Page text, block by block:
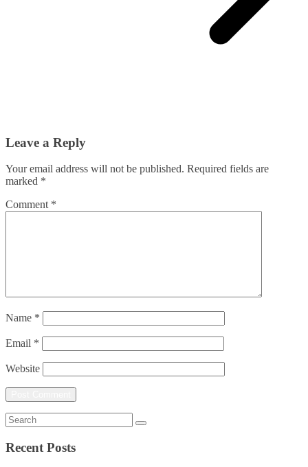
Leave a Reply
Your email address will not be published. Required fields are
marked *
Comment *
Name *
Email *
Website
Recent Posts